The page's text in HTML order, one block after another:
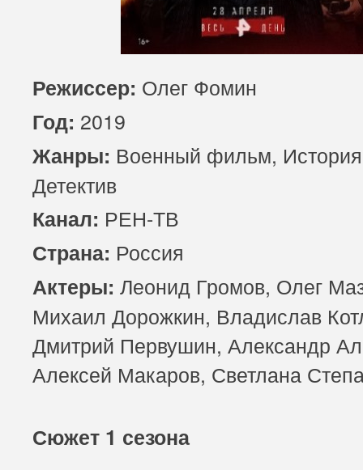
Режиссер: Олег Фомин
Год: 2019
Жанры: Военный фильм,
Детектив
Канал: РЕН-ТВ
Страна: Россия
Актеры: Леонид Громов, Олег
Михаил Дорожкин, Владислав
Дмитрий Первушин, Александр
Алексей Макаров, Светлана
Сюжет 1 сезона